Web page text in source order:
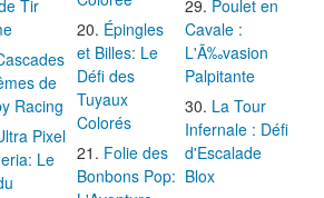
Tir
de
Racing
Pixel
Le
Épingles
et Billes: Le
Défi des
Tuyaux
Colorés
Folie des
Bonbons Pop:
Poulet en
Cavale :
L'Ã‰vasion
Palpitante
La Tour
Infernale : Défi
d'Escalade
Blox